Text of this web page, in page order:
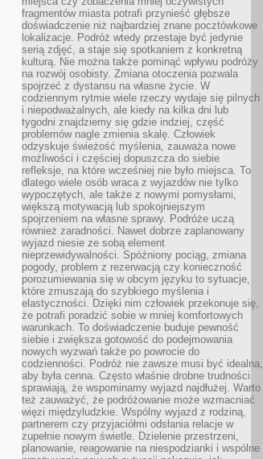
fragmentów miasta potrafi przynieść głębsze
doświadczenie niż najbardziej znane pocztówkowe
lokalizacje. Podróż wtedy przestaje być jedynie
serią zdjęć, a staje się spotkaniem z konkretną
kulturą. Nie można także pominąć wpływu podróży
na rozwój osobisty. Zmiana otoczenia pozwala
spojrzeć z dystansu na własne życie. W
codziennym rytmie wiele rzeczy wydaje się pilnych
i niepodważalnych, ale kiedy na kilka dni lub
tygodni znajdziemy się gdzie indziej, część
problemów nagle zmienia skalę. Człowiek
odzyskuje świeżość myślenia, zauważa nowe
możliwości i częściej dopuszcza do siebie
refleksje, na które wcześniej nie było miejsca. To
dlatego wiele osób wraca z wyjazdów nie tylko
wypoczętych, ale także z nowymi pomysłami,
większą motywacją lub spokojniejszym
spojrzeniem na własne sprawy. Podróże uczą
również zaradności. Nawet dobrze zaplanowany
wyjazd niesie ze sobą element
nieprzewidywalności. Spóźniony pociąg, zmiana
pogody, problem z rezerwacją czy konieczność
porozumiewania się w obcym języku to sytuacje,
które zmuszają do szybkiego myślenia i
elastyczności. Dzięki nim człowiek przekonuje się,
że potrafi poradzić sobie w mniej komfortowych
warunkach. To doświadczenie buduje pewność
siebie i zwiększa gotowość do podejmowania
nowych wyzwań także po powrocie do
codzienności. Podróż nie zawsze musi być idealna,
aby była cenna. Często właśnie drobne trudności
sprawiają, że wspominamy wyjazd najdłużej. Warto
też zauważyć, że podróżowanie może wzmacniać
więzi międzyludzkie. Wspólny wyjazd z rodziną,
partnerem czy przyjaciółmi odsłania relacje w
zupełnie nowym świetle. Dzielenie przestrzeni,
planowanie, reagowanie na niespodzianki i wspólne